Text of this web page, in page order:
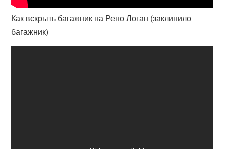
Как вскрыть багажник на Рено Логан (заклинило
багажник)